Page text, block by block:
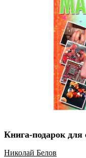
Книга-подарок для
Николай Белов